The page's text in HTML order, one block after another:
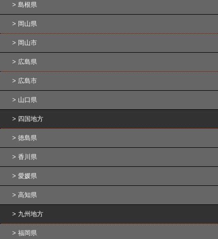
島根県
岡山県
岡山市
広島県
広島市
山口県
四国地方
徳島県
香川県
愛媛県
高知県
九州地方
福岡県